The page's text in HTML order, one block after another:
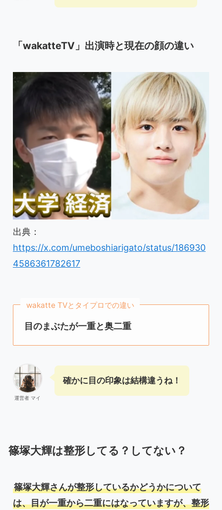
「wakatteTV」出演時と現在の顔の違い
出典：
https://x.com/umeboshiarigato/status/186930
4586361782617
wakatte TVとタイプロでの違い
目のまぶたが一重と奥二重
運営者 マイ
確かに目の印象は結構違うね！
篠塚大輝は整形してる？してない？
篠塚大輝さんが整形しているかどうかについて
は、目が一重から二重にはなっていますが、整形